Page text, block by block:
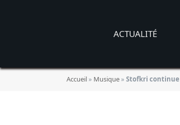
ACTUALITÉ
Accueil» Musique» Stofkri continue